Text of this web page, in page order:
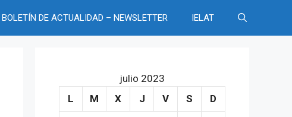
BOLETÍN DE ACTUALIDAD – NEWSLETTER IELAT
julio 2023
L
M X J V S D